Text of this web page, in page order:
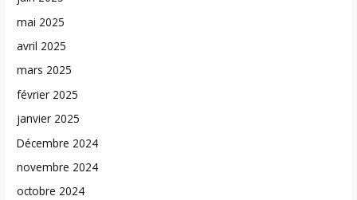
mai 2025
avril 2025
mars 2025
février 2025
janvier 2025
Décembre 2024
novembre 2024
octobre 2024